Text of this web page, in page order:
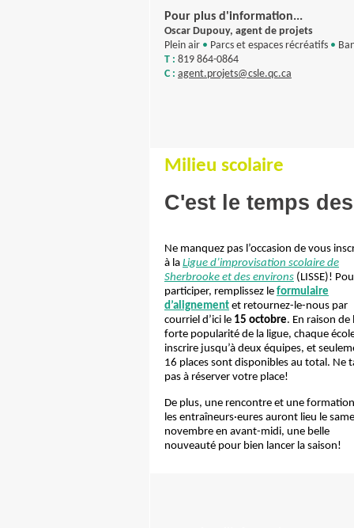
Pour plus d'information...
Oscar Dupouy, agent de projets
Plein air • Parcs et espaces récréatifs •
T : 819 864-0864
C : agent.projets@csle.qc.ca
Milieu scolaire
C'est le temps
Ne manquez pas l’occasion de vous
à la Ligue d’improvisation scolaire de
Sherbrooke et des environs (LISSE)!
participer, remplissez le formulaire
d’alignement et retournez-le-nous par
courriel d’ici le 15 octobre. En raison de
forte popularité de la ligue, chaque
inscrire jusqu’à deux équipes, et
16 places sont disponibles au total. Ne
pas à réserver votre place!
De plus, une rencontre et une
les entraîneurs·eures auront lieu le
novembre en avant-midi, une belle
nouveauté pour bien lancer la saison!